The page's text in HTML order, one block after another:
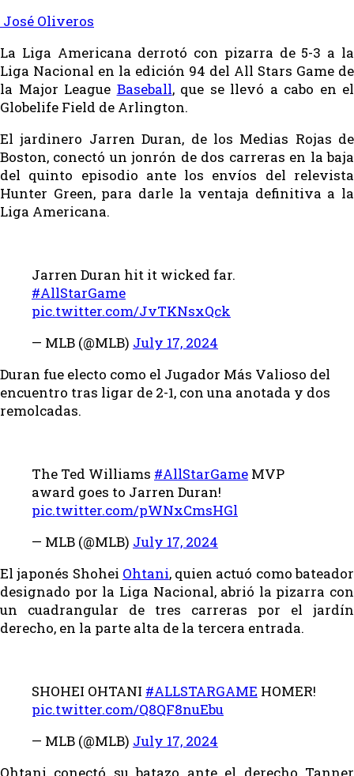
José Oliveros
La Liga Americana derrotó con pizarra de 5-3 a la
Liga Nacional en la edición 94 del All Stars Game de
la Major League Baseball, que se llevó a cabo en el
Globelife Field de Arlington.
El jardinero Jarren Duran, de los Medias Rojas de
Boston, conectó un jonrón de dos carreras en la baja
del quinto episodio ante los envíos del relevista
Hunter Green, para darle la ventaja definitiva a la
Liga Americana.
Jarren Duran hit it wicked far.
#AllStarGame
pic.twitter.com/JvTKNsxQck
— MLB (@MLB) July 17, 2024
Duran fue electo como el Jugador Más Valioso del
encuentro tras ligar de 2-1, con una anotada y dos
remolcadas.
The Ted Williams #AllStarGame MVP
award goes to Jarren Duran!
pic.twitter.com/pWNxCmsHGl
— MLB (@MLB) July 17, 2024
El japonés Shohei Ohtani, quien actuó como bateador
designado por la Liga Nacional, abrió la pizarra con
un cuadrangular de tres carreras por el jardín
derecho, en la parte alta de la tercera entrada.
SHOHEI OHTANI #ALLSTARGAME HOMER!
pic.twitter.com/Q8QF8nuEbu
— MLB (@MLB) July 17, 2024